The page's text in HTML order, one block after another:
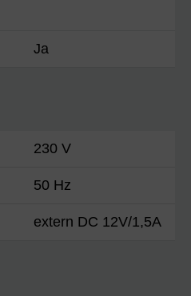
Ja
230 V
50 Hz
extern DC 12V/1,5A